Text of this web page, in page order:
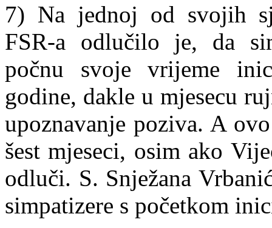
7) Na jednoj od svojih
FSR-a odlučilo je, da
počnu svoje vrijeme
godine, dakle u mjesecu
upoznavanje poziva. A
šest mjeseci, osim ako
odluči. S. Snježana
simpatizere s početkom